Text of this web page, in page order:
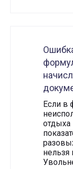
Если в
отдыха
нельзя